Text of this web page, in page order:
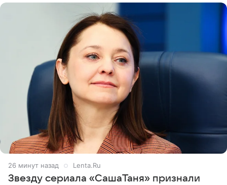
26 минут назад Lenta.Ru
Звезду сериала «СашаТаня» признали